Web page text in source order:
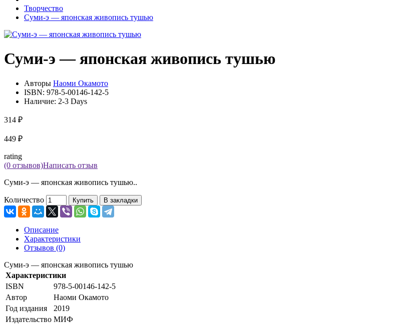
Творчество
Суми-э — японская живопись тушью
Суми-э — японская живопись тушью
Авторы Наоми Окамото
ISBN: 978-5-00146-142-5
Наличие: 2-3 Days
314 ₽
449 ₽
rating
(0 отзывов)Написать отзыв
Суми-э — японская живопись тушью..
Количество Купить В закладки
Описание
Характеристики
Отзывов (0)
Суми-э — японская живопись тушью
Характеристики
ISBN
978-5-00146-142-5
Автор
Наоми Окамото
Год издания
2019
Издательство МИФ